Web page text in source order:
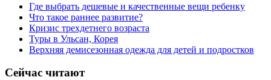
Где выбрать дешевые и качественные вещи ребенку
Что такое раннее развитие?
Кризис трехдетнего возраста
Туры в Ульсан, Корея
Верхняя демисезонная одежда для детей и подростков
Сейчас читают